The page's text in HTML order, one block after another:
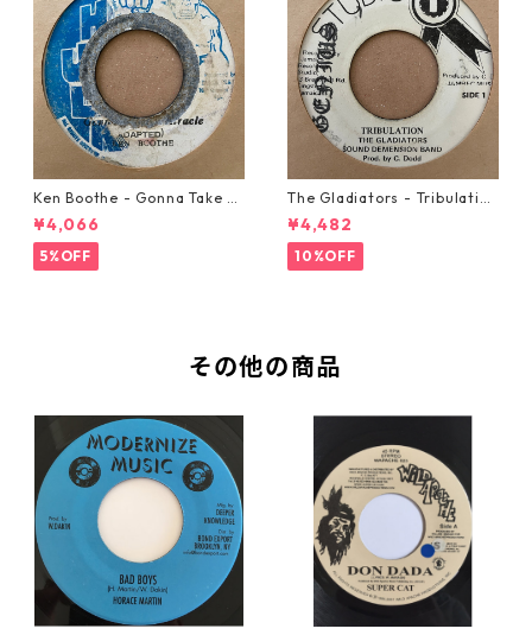
Ken Boothe - Gonna Take A
Miracle【7-21362】
¥4,066
5%OFF
The Gladiators - Tribulation
【7-21365】
¥4,482
10%OFF
その他の商品